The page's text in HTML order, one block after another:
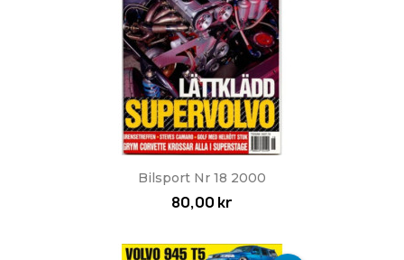
Bilsport Nr 18 2000
80,00 kr